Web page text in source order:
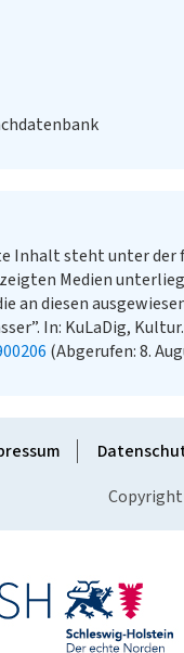
Inhalt steht unter der
Medien
an diesen
In: KuLaDig,
(Abgerufen: 8.